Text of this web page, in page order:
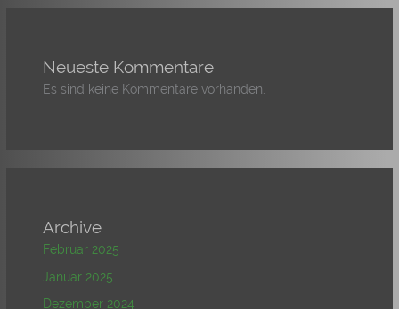
Neueste Kommentare
Es sind keine Kommentare vorhanden.
Archive
Februar 2025
Januar 2025
Dezember 2024